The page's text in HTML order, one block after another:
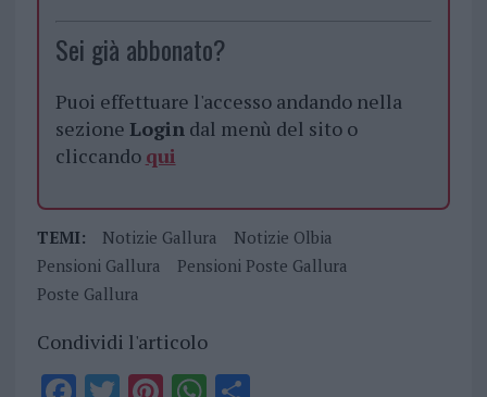
Sei già abbonato?
Puoi effettuare l'accesso andando nella
sezione Logindal menù del sito o
cliccando qui
TEMI: Notizie Gallura
Notizie Olbia
Pensioni Gallura
Pensioni Poste Gallura
Poste Gallura
Condividi l'articolo